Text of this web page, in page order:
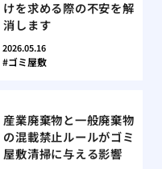
けを求める際の不安を解
消します
2026.05.16
ゴミ屋敷
産業廃棄物と一般廃棄物
の混載禁止ルールがゴミ
屋敷清掃に与える影響